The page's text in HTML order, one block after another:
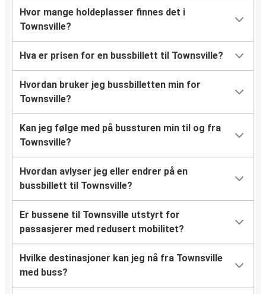
Hvor mange holdeplasser finnes det i
Townsville?
Hva er prisen for en bussbillett til Townsville?
Hvordan bruker jeg bussbilletten min for
Townsville?
Kan jeg følge med på bussturen min til og fra
Townsville?
Hvordan avlyser jeg eller endrer på en
bussbillett til Townsville?
Er bussene til Townsville utstyrt for
passasjerer med redusert mobilitet?
Hvilke destinasjoner kan jeg nå fra Townsville
med buss?